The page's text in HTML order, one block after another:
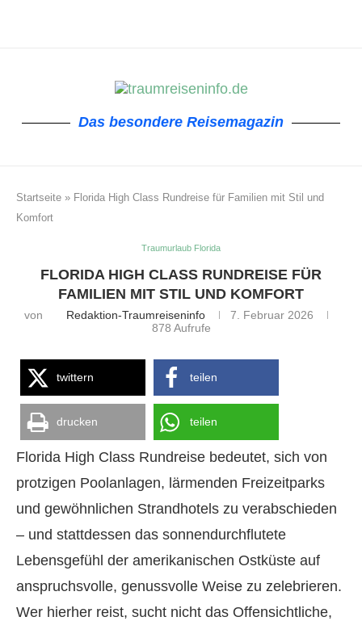
Das besondere Reisemagazin
Startseite » Florida High Class Rundreise für Familien mit Stil und
Komfort
Traumurlaub Florida
FLORIDA HIGH CLASS RUNDREISE FÜR
FAMILIEN MIT STIL UND KOMFORT
von Redaktion-Traumreiseninfo
7. Februar 2026
878 Aufrufe
twittern teilen
drucken teilen
Florida High Class Rundreise bedeutet, sich von
protzigen Poolanlagen, lärmenden Freizeitparks
und gewöhnlichen Strandhotels zu verabschieden
– und stattdessen das sonnendurchflutete
Lebensgefühl der amerikanischen Ostküste auf
anspruchsvolle, genussvolle Weise zu zelebrieren.
Wer hierher reist, sucht nicht das Offensichtliche,